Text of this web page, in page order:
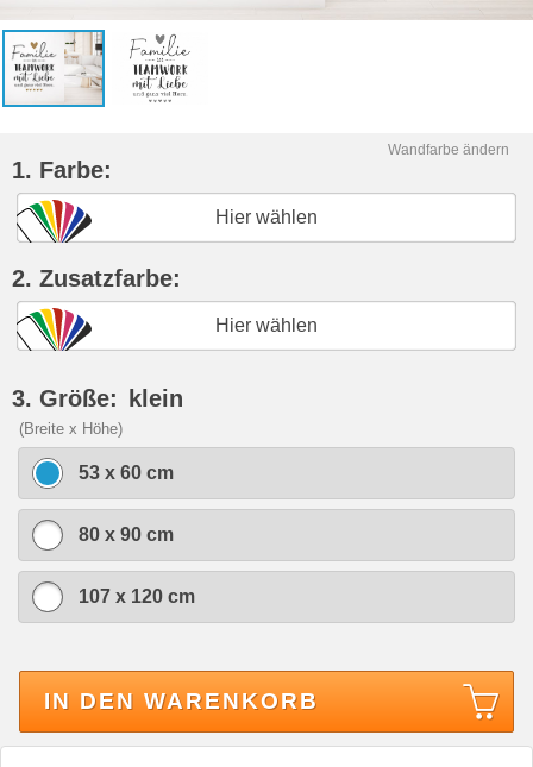
Wandfarbe ändern
1. Farbe:
Hier wählen
2. Zusatzfarbe:
Hier wählen
3. Größe: klein
(Breite x Höhe)
53 x 60 cm
80 x 90 cm
107 x 120 cm
IN DEN WARENKORB